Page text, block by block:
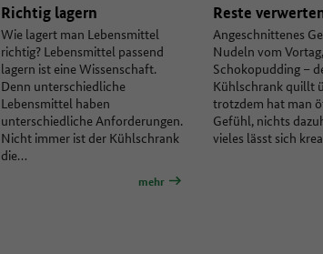
Richtig lagern
Wie lagert man Lebensmittel
richtig? Lebensmittel passend
lagern ist eine Wissenschaft.
Denn unterschiedliche
Lebensmittel haben
unterschiedliche Anforderungen.
Nicht immer ist der Kühlschrank
die…
mehr
Reste
Angeschnittenes
Nudeln vom
Schokopudding –
Kühlschrank quillt
trotzdem hat man
Gefühl, nichts
vieles lässt sich